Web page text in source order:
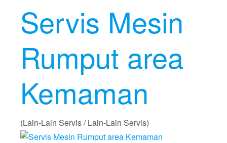
Servis Mesin
Rumput area
Kemaman
(Lain-Lain Servis / Lain-Lain Servis)